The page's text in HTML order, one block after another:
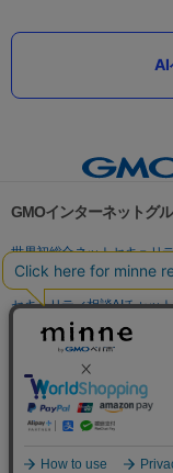
AI
GMOインターネットグ
世界初総合ネットセキュリ
パスワード漏洩診断
セキュリティ相談AIチャッ
実在証明・盗聴対策
サイバー攻撃対策（GMO
セキュリティ事業の軌跡